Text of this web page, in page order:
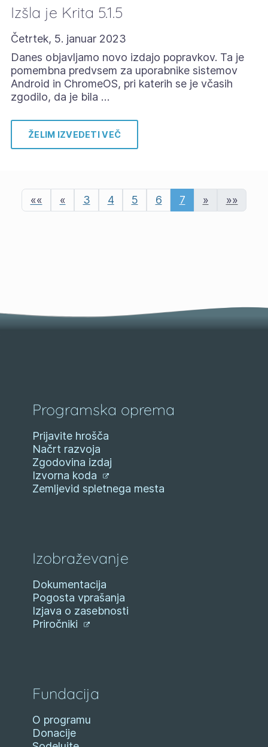
Izšla je Krita 5.1.5
Četrtek, 5. januar 2023
Danes objavljamo novo izdajo popravkov. Ta je
pomembna predvsem za uporabnike sistemov
Android in ChromeOS, pri katerih se je včasih
zgodilo, da je bila …
ŽELIM IZVEDETI VEČ
«« « 3 4 5 6 7 » »»
Programska oprema
Prijavite hrošča
Načrt razvoja
Zgodovina izdaj
Izvorna koda
Zemljevid spletnega mesta
Izobraževanje
Dokumentacija
Pogosta vprašanja
Izjava o zasebnosti
Priročniki
Fundacija
O programu
Donacije